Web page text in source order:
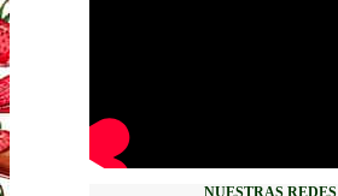
NUESTRAS REDES